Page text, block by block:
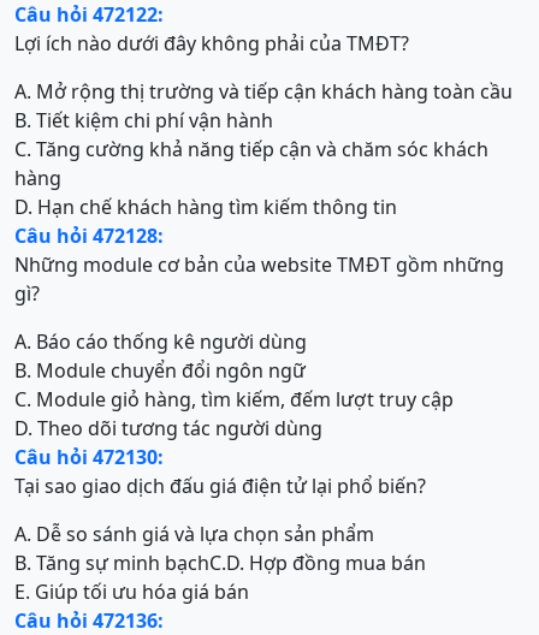
Câu hỏi 472122:
Lợi ích nào dưới đây không phải của TMĐT?
A. Mở rộng thị trường và tiếp cận khách hàng toàn cầu
B. Tiết kiệm chi phí vận hành
C. Tăng cường khả năng tiếp cận và chăm sóc khách
hàng
D. Hạn chế khách hàng tìm kiếm thông tin
Câu hỏi 472128:
Những module cơ bản của website TMĐT gồm những
gì?
A. Báo cáo thống kê người dùng
B. Module chuyển đổi ngôn ngữ
C. Module giỏ hàng, tìm kiếm, đếm lượt truy cập
D. Theo dõi tương tác người dùng
Câu hỏi 472130:
Tại sao giao dịch đấu giá điện tử lại phổ biến?
A. Dễ so sánh giá và lựa chọn sản phẩm
B. Tăng sự minh bạchC.D. Hợp đồng mua bán
E. Giúp tối ưu hóa giá bán
Câu hỏi 472136: